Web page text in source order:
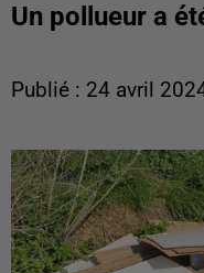
Un pollueur a
Publié : 24 avril